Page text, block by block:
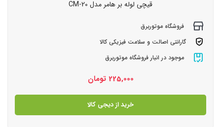
قیچی لوله بر هامر مدل 20-CM
فروشگاه موتوربرق
گارانتی اصالت و سلامت فیزیکی کالا
موجود در انبار فروشگاه موتوربرق
225,000 تومان
خرید از دیجی کالا